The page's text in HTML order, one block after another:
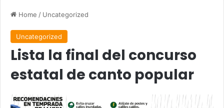
Home / Uncategorized
Uncategorized
Lista la final del concurso
estatal de canto popular